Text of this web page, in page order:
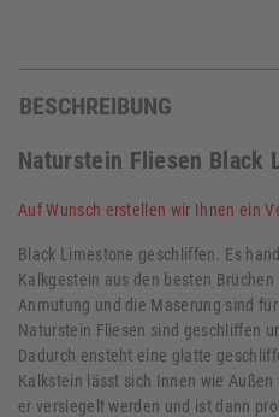
BESCHREIBUNG
Naturstein Fliesen Black
Auf Wunsch erstellen wir Ihnen ein
Black Limestone geschliffen. Es
Kalkgestein aus den besten
Anmutung und die Maserung sind
Naturstein Fliesen sind geschliffen
Dadurch ensteht eine glatte
Kalkstein lässt sich Innen wie
er versiegelt werden und ist dann